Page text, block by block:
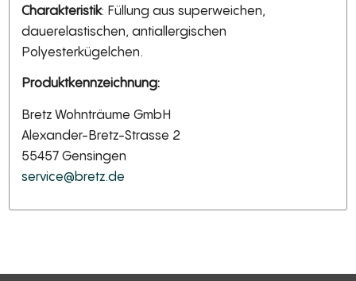
Charakteristik: Füllung aus superweichen,
dauerelastischen, antiallergischen
Polyesterkügelchen.
Produktkennzeichnung:
Bretz Wohnträume GmbH
Alexander-Bretz-Strasse 2
55457 Gensingen
service@bretz.de